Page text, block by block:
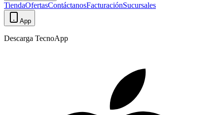
TiendaOfertasContáctanosFacturaciónSucursales
App
Descarga TecnoApp